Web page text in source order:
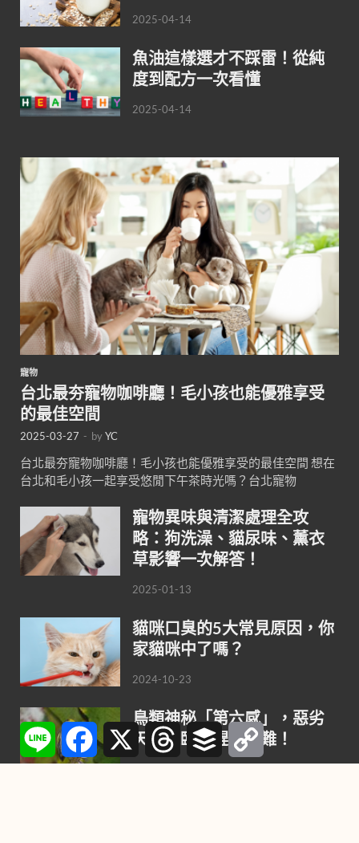
2025-04-14
魚油這樣選才不踩雷！從純
度到配方一次看懂
2025-04-14
寵物
台北最夯寵物咖啡廳！毛小孩也能優雅享受
的最佳空間
2025-03-27 - byYC
台北最夯寵物咖啡廳！毛小孩也能優雅享受的最佳空間 想在
台北和毛小孩一起享受悠閒下午茶時光嗎？台北寵物
寵物異味與清潔處理全攻
略：狗洗澡、貓尿味、薰衣
草影響一次解答！
2025-01-13
貓咪口臭的5大常見原因，你
家貓咪中了嗎？
2024-10-23
鳥類神秘「第六感」，惡劣
天氣來臨前趕緊逃難！
Line Facebook
X ThreadsBuffer Copy
Link